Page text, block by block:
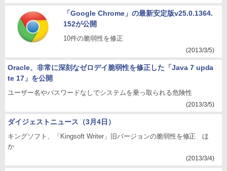
「Google Chrome」の最新安定版v25.0.1364.
152が公開
10件の脆弱性を修正
(2013/3/5)
Oracle、非常に深刻なゼロデイ脆弱性を修正した「Java 7 upda
te 17」を公開
ユーザー名やパスワードなしでシステムを乗っ取られる危険性
(2013/3/5)
ダイジェストニュース（3月4日）
キングソフト、「Kingsoft Writer」旧バージョンの脆弱性を修正 ほ
か
(2013/3/4)